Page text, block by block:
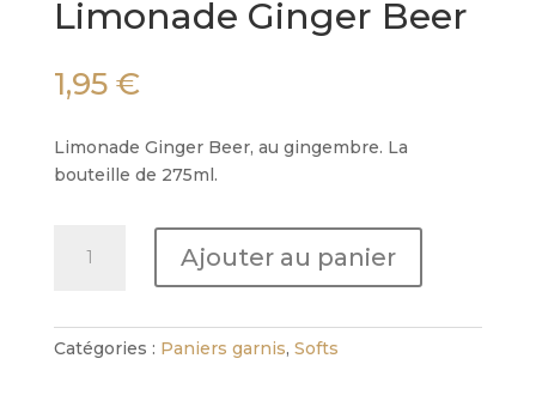
Limonade Ginger Beer
1,95 €
Limonade Ginger Beer, au gingembre. La
bouteille de 275ml.
Beer
Ajouter au panier
Catégories : Paniers garnis, Softs